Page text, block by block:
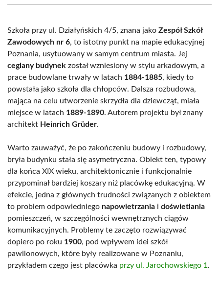
(Twitter)
Szkoła przy ul. Działyńskich 4/5, znana jako Zespół Szkół
Zawodowych nr 6, to istotny punkt na mapie edukacyjnej
Poznania, usytuowany w samym centrum miasta. Jej
ceglany budynek został wzniesiony w stylu arkadowym, a
prace budowlane trwały w latach 1884-1885, kiedy to
powstała jako szkoła dla chłopców. Dalsza rozbudowa,
mająca na celu utworzenie skrzydła dla dziewcząt, miała
miejsce w latach 1889-1890. Autorem projektu był znany
architekt Heinrich Grüder.
Warto zauważyć, że po zakończeniu budowy i rozbudowy,
bryła budynku stała się asymetryczna. Obiekt ten, typowy
dla końca XIX wieku, architektonicznie i funkcjonalnie
przypominał bardziej koszary niż placówkę edukacyjną. W
efekcie, jedna z głównych trudności związanych z obiektem
to problem odpowiedniego napowietrzania i doświetlania
pomieszczeń, w szczególności wewnętrznych ciągów
komunikacyjnych. Problemy te zaczęto rozwiązywać
dopiero po roku 1900, pod wpływem idei szkół
pawilonowych, które były realizowane w Poznaniu,
przykładem czego jest placówka przy ul. Jarochowskiego 1 .